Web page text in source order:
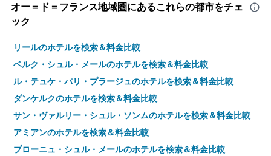
オー＝ド＝フランス地域圏​にあるこれらの都市をチェ
ック
リールのホテルを検索＆料金比較
ベルク・シュル・メールのホテルを検索＆料金比較
ル・テュケ・パリ・プラージュのホテルを検索＆料金比較
ダンケルクのホテルを検索＆料金比較
サン・ヴァルリー・シュル・ソンムのホテルを検索＆料金比較
アミアンのホテルを検索＆料金比較
ブローニュ・シュル・メールのホテルを検索＆料金比較